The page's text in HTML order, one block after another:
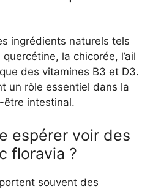
ingrédients naturels tels
la chicorée, l’ail
des vitamines B3 et D3.
un rôle essentiel dans la
être intestinal.
espérer voir des
floravia ?
souvent des